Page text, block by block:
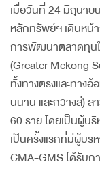
เมื่อวันที่ 24 มิถุนาย
หลักทรัพย์ฯ เดินหน้
การพัฒนาตลาดทุน
(Greater Mekong
ทั้งทางตรงและทาง
นนาน และกวางสี)
60 ราย โดยเป็นผู้บ
เป็นครั้งแรกที่มีผู้บริ
CMA-GMS ได้รับก